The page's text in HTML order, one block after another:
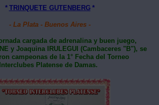
* TRINQUETE GUTENBERG *
- La Plata - Buenos Aires -
cargada de adrenalina y buen juego,
y Joaquina IRULEGUI (Cambaceres "B"), se
campeonas de la 1° Fecha del Torneo
Interclubes Platense de Damas.